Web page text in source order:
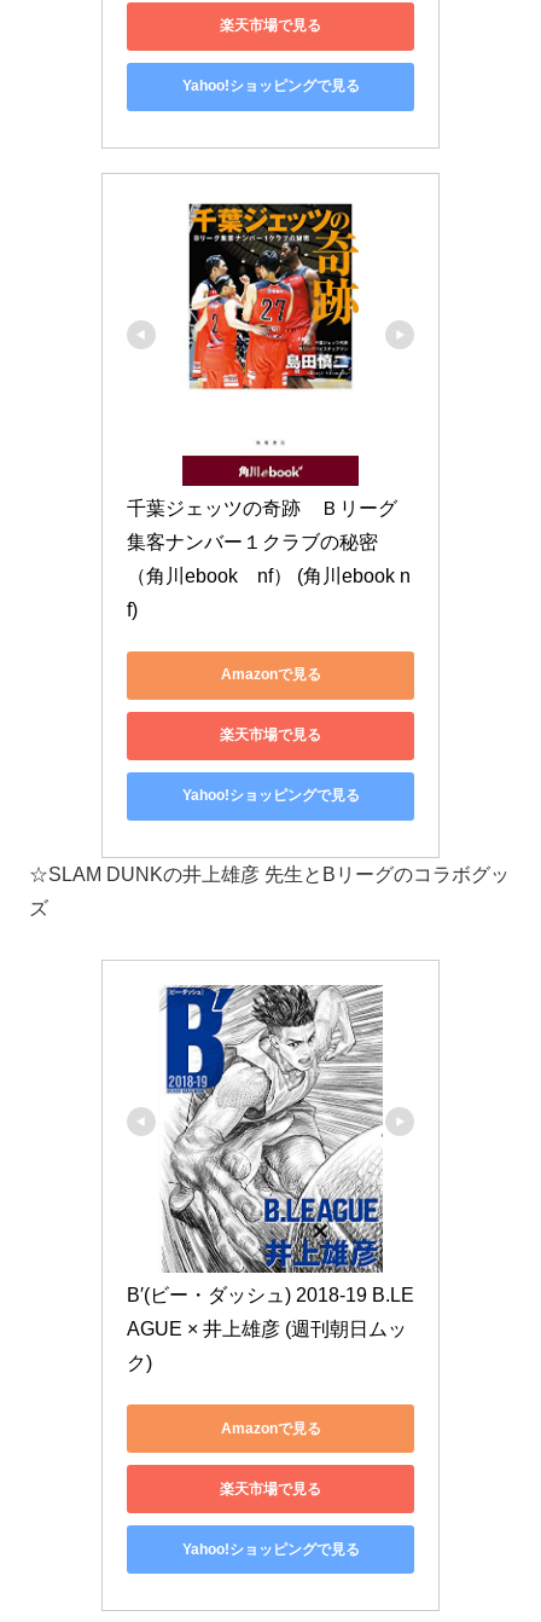
楽天市場で見る
Yahoo!ショッピングで見る
千葉ジェッツの奇跡　Ｂリーグ
集客ナンバー１クラブの秘密
（角川ebook　nf） (角川ebook n
f)
Amazonで見る
楽天市場で見る
Yahoo!ショッピングで見る
☆SLAM DUNKの井上雄彦 先生とBリーグのコラボグッ
ズ
B′(ビー・ダッシュ) 2018-19 B.LE
AGUE × 井上雄彦 (週刊朝日ムッ
ク)
Amazonで見る
楽天市場で見る
Yahoo!ショッピングで見る